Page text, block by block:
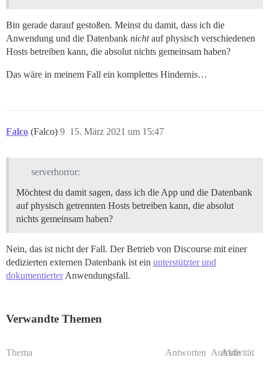
Bin gerade darauf gestoßen. Meinst du damit, dass ich die
Anwendung und die Datenbank nichtauf physisch verschiedenen
Hosts betreiben kann, die absolut nichts gemeinsam haben?
Das wäre in meinem Fall ein komplettes Hindernis…
Falco (Falco) 15. März 2021 um 15:47
9
serverhorror:
Möchtest du damit sagen, dass ich die App und die Datenbank
auf physisch getrennten Hosts betreiben kann, die absolut
nichts gemeinsam haben?
Nein, das ist nicht der Fall. Der Betrieb von Discourse mit einer
dedizierten externen Datenbank ist ein unterstützter und
dokumentierterAnwendungsfall.
Verwandte Themen
Thema Antworten Aufrufe
Aktivität